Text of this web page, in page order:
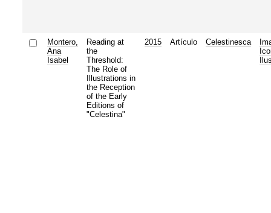
Montero,
Ana
Isabel
Reading at
the
Threshold:
The Role of
Illustrations in
the Reception
of the Early
Editions of
"Celestina"
2015 Artículo Celestinesca